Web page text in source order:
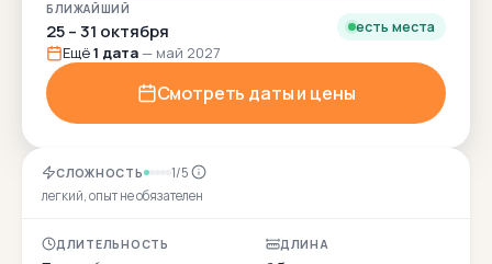
СЛОЖНОСТЬ 1/5
легкий, опыт не обязателен
ДЛИТЕЛЬНОСТЬ ДЛИНА
БЛИЖАЙШИЙ
25 – 31 октября есть места
Ещё1 дата— май 2027
Смотреть даты и цены